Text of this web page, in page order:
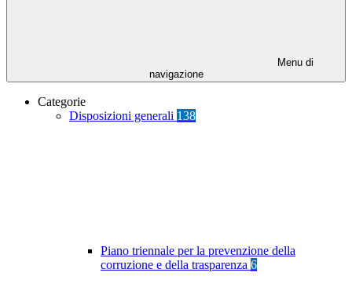
Menu di
navigazione
Categorie
Disposizioni generali 138
Piano triennale per la prevenzione della
corruzione e della trasparenza 6